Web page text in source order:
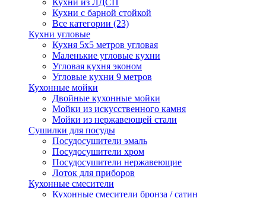
Кухни из ЛДСП
Кухни с барной стойкой
Все категории (23)
Кухни угловые
Кухня 5х5 метров угловая
Маленькие угловые кухни
Угловая кухня эконом
Угловые кухни 9 метров
Кухонные мойки
Двойные кухонные мойки
Мойки из искусственного камня
Мойки из нержавеющей стали
Сушилки для посуды
Посудосушители эмаль
Посудосушители хром
Посудосушители нержавеющие
Лоток для приборов
Кухонные смесители
Кухонные смесители бронза / сатин